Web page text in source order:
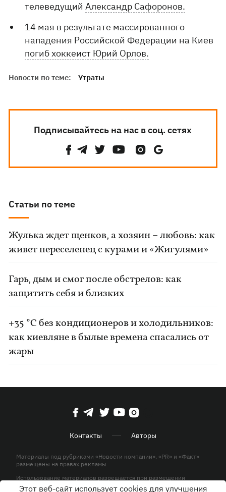
телеведущийАлександр Сафоронов.
14 мая в результате массированного
нападения Российской Федерации на Киев
погиб хоккеист Юрий Орлов.
Новости по теме: Утраты
Подписывайтесь на нас в соц. сетях
Статьи по теме
Жулька ждет щенков, а хозяин – любовь: как
живет переселенец с курами и «Жигулями»
Гарь, дым и смог после обстрелов: как
защитить себя и близких
+35 °C без кондиционеров и холодильников:
как киевляне в былые времена спасались от
жары
Контакты Авторы
Материалы под рубриками «Новости компании», «PR» и «Факт»
размещены на правах рекламы
Использование материалов разрешается при размещении
активной гиперссылки на KP.UA в первом абзаце.
Этот веб-сайт использует cookies для улучшения